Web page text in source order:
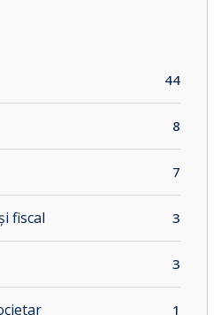
44
8
7
fiscal 3
3
1